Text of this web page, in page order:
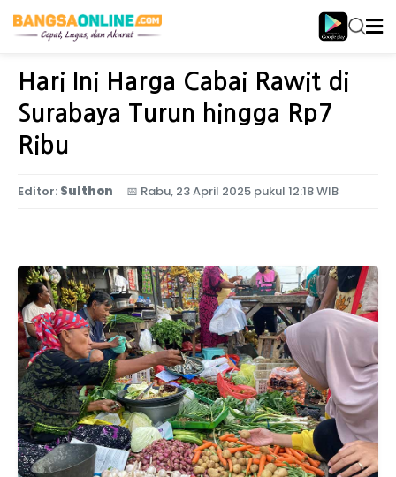
Home Ekonomi
Hari Ini Harga Cabai Rawit di
Surabaya Turun hingga Rp7
Ribu
Editor: Sulthon 📅 Rabu, 23 April 2025 pukul 12:18 WIB